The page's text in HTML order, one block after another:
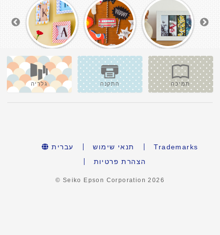
גלריה התקנה תמיכה
עברית תנאי שימוש
Trademarks
הצהרת פרטיות
© Seiko Epson Corporation2026